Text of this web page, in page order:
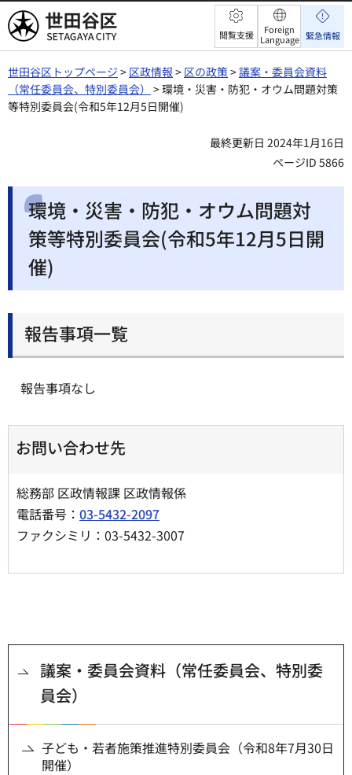
世田谷区 閲覧支援
Foreign
Language 緊急情報
世田谷区トップページ > 区政情報 > 区の政策>議案・委員会資料
（常任委員会、特別委員会） > 環境・災害・防犯・オウム問題対策
等特別委員会(令和5年12月5日開催)
最終更新日 2024年1月16日
ページID 5866
環境・災害・防犯・オウム問題対
策等特別委員会(令和5年12月5日開
催)
報告事項一覧
報告事項なし
お問い合わせ先
総務部 区政情報課 区政情報係
電話番号： 03-5432-2097
ファクシミリ：03-5432-3007
議案・委員会資料（常任委員会、特別委
員会）
子ども・若者施策推進特別委員会（令和8年7月30日
開催）